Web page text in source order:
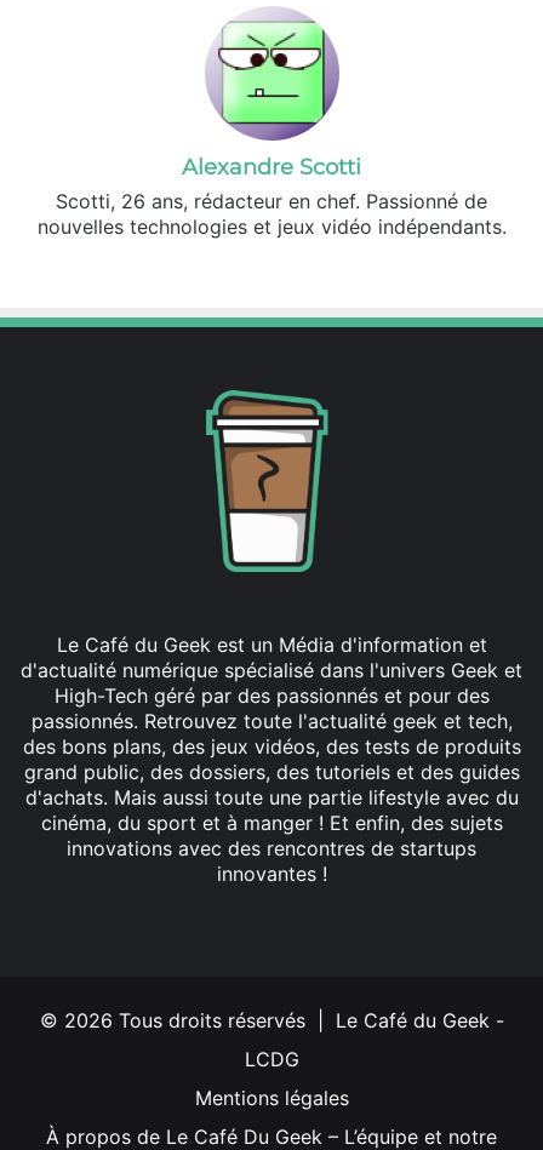
Alexandre Scotti
Scotti, 26 ans, rédacteur en chef. Passionné de
nouvelles technologies et jeux vidéo indépendants.
Le Café du Geek est un Média d'information et
d'actualité numérique spécialisé dans l'univers Geek et
High-Tech géré par des passionnés et pour des
passionnés. Retrouvez toute l'actualité geek et tech,
des bons plans, des jeux vidéos, des tests de produits
grand public, des dossiers, des tutoriels et des guides
d'achats. Mais aussi toute une partie lifestyle avec du
cinéma, du sport et à manger ! Et enfin, des sujets
innovations avec des rencontres de startups
innovantes !
© 2026 Tous droits réservés | Le Café du Geek -
LCDG
Mentions légales
À propos de Le Café Du Geek – L’équipe et notre